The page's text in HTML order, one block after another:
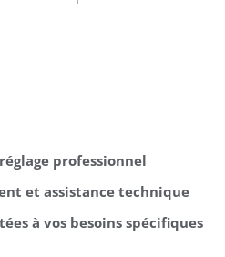
professionnel
et assistance technique
à vos besoins spécifiques